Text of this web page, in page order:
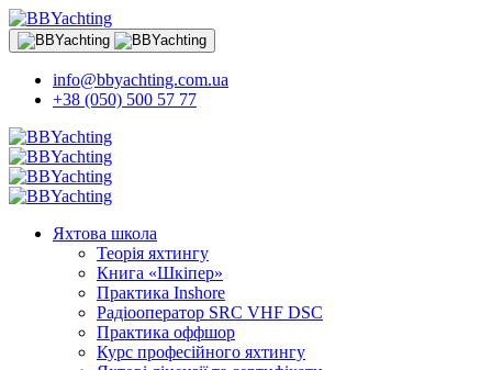
info@bbyachting.com.ua
+38 (050) 500 57 77
Яхтова школа
Теорія яхтингу
Книга «Шкіпер»
Практика Inshore
Радіооператор SRC VHF DSC
Практика оффшор
Курс професійного яхтингу